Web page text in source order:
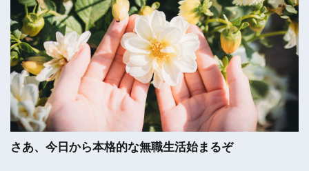
さあ、今日から本格的な無職生活始まるぞ